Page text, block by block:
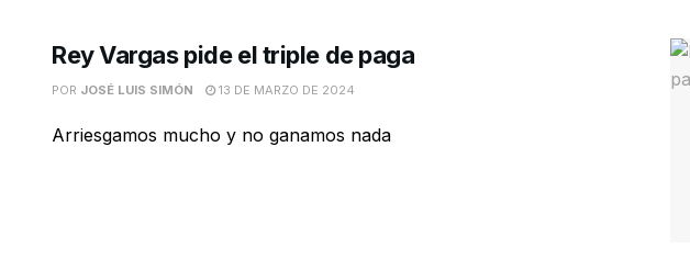
Rey Vargas pide el triple de paga
POR JOSÉ LUIS SIMÓN 13 DE MARZO DE 2024
Arriesgamos mucho y no ganamos nada